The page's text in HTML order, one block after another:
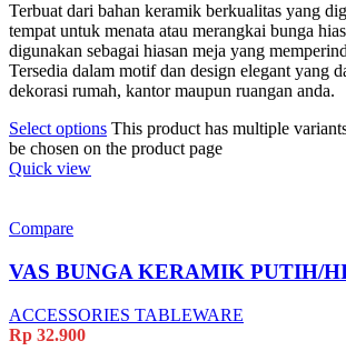
Terbuat dari bahan keramik berkualitas yang
tempat untuk menata atau merangkai bunga
digunakan sebagai hiasan meja yang
Tersedia dalam motif dan design elegant yang
dekorasi rumah, kantor maupun ruangan anda.
Select options This product has multiple
be chosen on the product page
Quick view
Compare
VAS BUNGA KERAMIK PUTIH/
ACCESSORIES TABLEWARE
Rp 32.900